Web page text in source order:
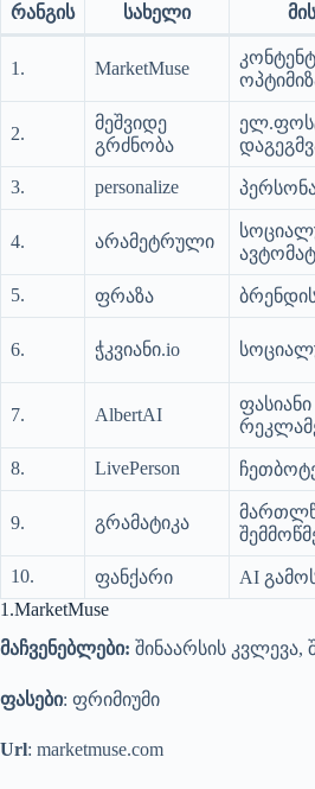
რანგის სახელი
1. MarketMuse
2.
მეშვიდე
გრძნობა
3. personalize
4. არამეტრული
5. ფრაზა
6. ჭკვიანი.io
7. AlbertAI
8. LivePerson
9. გრამატიკა
10. ფანქარი AI
1.MarketMuse
მაჩვენებლები: შინაარსის კვლევა,
ფასები: ფრიმიუმი
Url: marketmuse.com